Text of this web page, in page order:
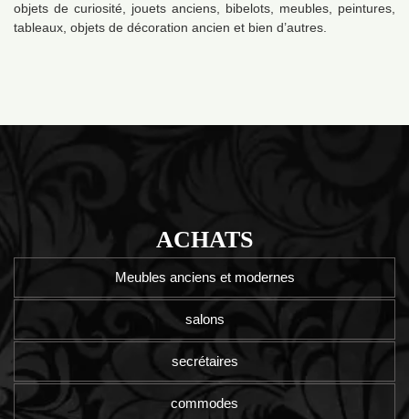
objets de curiosité, jouets anciens, bibelots, meubles, peintures,
tableaux, objets de décoration ancien et bien d’autres.
ACHATS
Meubles anciens et modernes
salons
secrétaires
commodes